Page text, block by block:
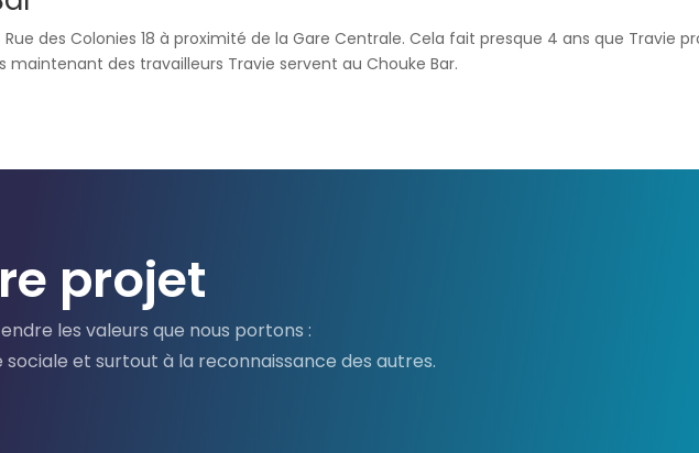
des Colonies 18 à proximité de la Gare Centrale. Cela fait presque 4 ans que Travie
maintenant des travailleurs Travie servent au Chouke Bar.
projet
les valeurs que nous portons :
et surtout à la reconnaissance des autres.